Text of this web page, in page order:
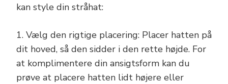
kan style din stråhat:
1. Vælg den rigtige placering: Placer hatten på
dit hoved, så den sidder i den rette højde. For
at komplimentere din ansigtsform kan du
prøve at placere hatten lidt højere eller